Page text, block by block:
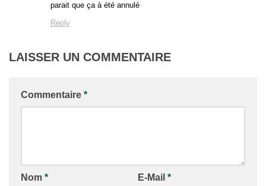
parait que ça à été annulé
Reply
LAISSER UN COMMENTAIRE
Commentaire *
Nom * E-Mail *